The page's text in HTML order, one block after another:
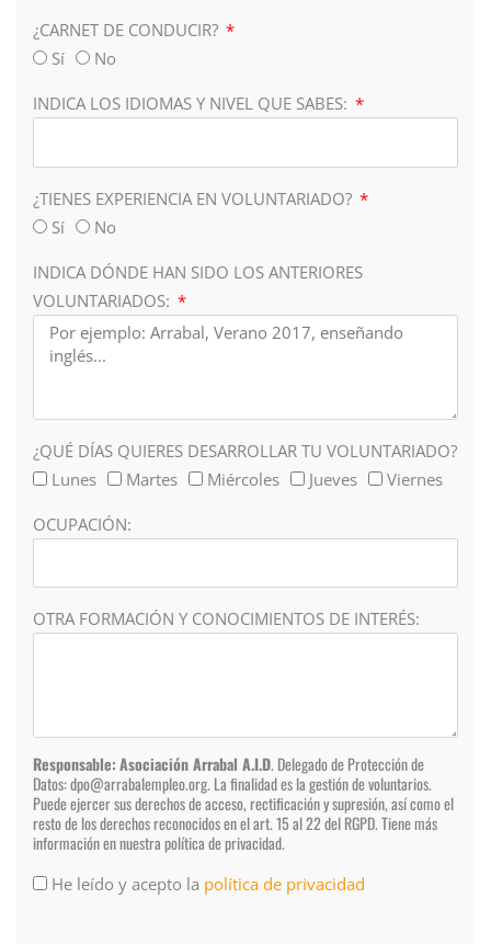
¿CARNET DE CONDUCIR?
Sí
No
INDICA LOS IDIOMAS Y NIVEL QUE SABES:
¿TIENES EXPERIENCIA EN VOLUNTARIADO?
Sí
No
INDICA DÓNDE HAN SIDO LOS ANTERIORES
VOLUNTARIADOS:
¿QUÉ DÍAS QUIERES DESARROLLAR TU VOLUNTARIADO?
Lunes
Martes Miércoles Jueves Viernes
OCUPACIÓN:
OTRA FORMACIÓN Y CONOCIMIENTOS DE INTERÉS:
Responsable:Asociación Arrabal A.I.D. Delegado de Protección de
Datos: dpo@arrabalempleo.org. La finalidad es la gestión de voluntarios.
Puede ejercer sus derechos de acceso, rectificación y supresión, así como el
resto de los derechos reconocidos en el art. 15 al 22 del RGPD. Tiene más
información en nuestra política de privacidad.
He leído y acepto la política de privacidad